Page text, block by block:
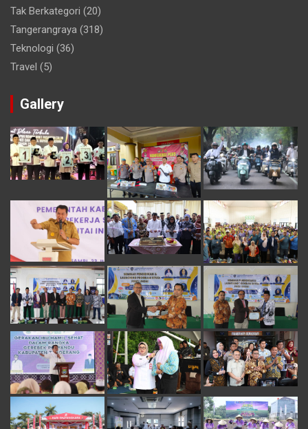
Tak Berkategori (20)
Tangerangraya (318)
Teknologi (36)
Travel (5)
Gallery